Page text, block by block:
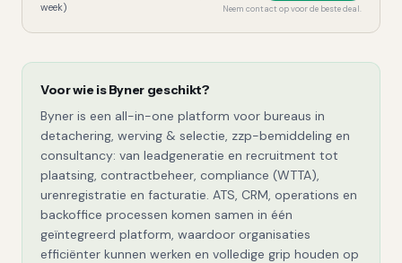
week)
Neem contact op voor de beste deal.
Voor wie isByner geschikt?
Byner is een all-in-one platform voor bureaus in
detachering, werving & selectie, zzp-bemiddeling en
consultancy: van leadgeneratie en recruitment tot
plaatsing, contractbeheer, compliance (WTTA),
urenregistratie en facturatie. ATS, CRM, operations en
backoffice processen komen samen in één
geïntegreerd platform, waardoor organisaties
efficiënter kunnen werken en volledige grip houden op